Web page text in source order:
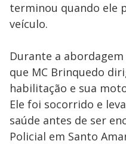
terminou quando ele
veículo.
Durante a
que MC Brinquedo
habilitação e sua
Ele foi socorrido e
saúde antes de ser
Policial em Santo